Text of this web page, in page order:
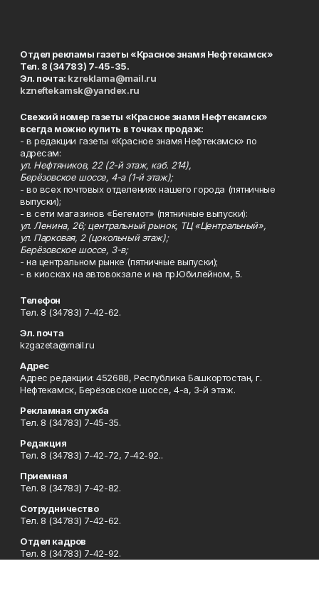
Отдел рекламы газеты «Красное знамя Нефтекамск»
Тел. 8 (34783) 7-45-35.
Эл. почта: kzreklama@mail.ru
kzneftekamsk@yandex.ru
Свежий номер газеты «Красное знамя Нефтекамск»
всегда можно купить в точках продаж:
- в редакции газеты «Красное знамя Нефтекамск» по
адресам:
ул. Нефтяников, 22 (2-й этаж, каб. 214),
Берёзовское шоссе, 4-а (1-й этаж);
- во всех почтовых отделениях нашего города (пятничные
выпуски);
- в сети магазинов «Бегемот» (пятничные выпуски):
ул. Ленина, 26; центральный рынок, ТЦ «Центральный»,
ул. Парковая, 2 (цокольный этаж);
Берёзовское шоссе, 3-в;
- на центральном рынке (пятничные выпуски);
- в киосках на автовокзале и на пр.Юбилейном, 5.
Телефон
Тел. 8 (34783) 7-42-62.
Эл. почта
kzgazeta@mail.ru
Адрес
Адрес редакции: 452688, Республика Башкортостан, г.
Нефтекамск, Берёзовское шоссе, 4-а, 3-й этаж.
Рекламная служба
Тел. 8 (34783) 7-45-35.
Редакция
Тел. 8 (34783) 7-42-72, 7-42-92..
Приемная
Тел. 8 (34783) 7-42-82.
Сотрудничество
Тел. 8 (34783) 7-42-62.
Отдел кадров
Тел. 8 (34783) 7-42-92.